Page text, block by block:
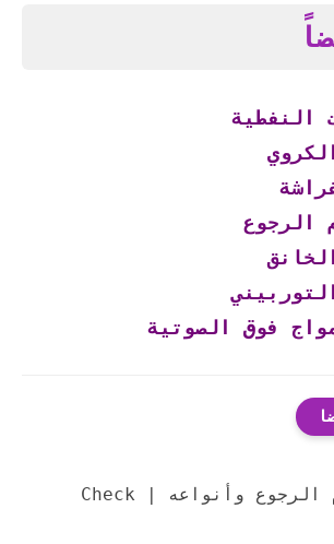
النفطية
الرجوع
فوق الصوتية
صمام عدم الرجوع وأنواعه | Check